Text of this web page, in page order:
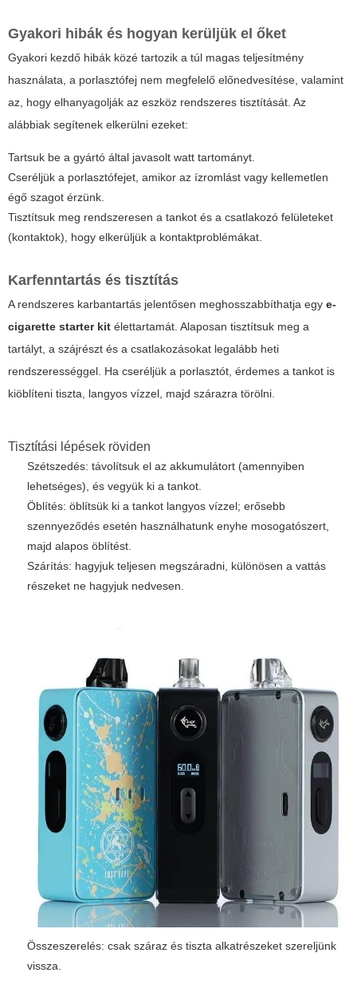
Gyakori hibák és hogyan kerüljük el őket
Gyakori kezdő hibák közé tartozik a túl magas teljesítmény
használata, a porlasztófej nem megfelelő előnedvesítése, valamint
az, hogy elhanyagolják az eszköz rendszeres tisztítását. Az
alábbiak segítenek elkerülni ezeket:
Tartsuk be a gyártó által javasolt watt tartományt.
Cseréljük a porlasztófejet, amikor az ízromlást vagy kellemetlen
égő szagot érzünk.
Tisztítsuk meg rendszeresen a tankot és a csatlakozó felületeket
(kontaktok), hogy elkerüljük a kontaktproblémákat.
Karfenntartás és tisztítás
A rendszeres karbantartás jelentősen meghosszabbíthatja egy e-
cigarette starter kit élettartamát. Alaposan tisztítsuk meg a
tartályt, a szájrészt és a csatlakozásokat legalább heti
rendszerességgel. Ha cseréljük a porlasztót, érdemes a tankot is
kiöblíteni tiszta, langyos vízzel, majd szárazra törölni.
Tisztítási lépések röviden
Szétszedés: távolítsuk el az akkumulátort (amennyiben
lehetséges), és vegyük ki a tankot.
Öblítés: öblítsük ki a tankot langyos vízzel; erősebb
szennyeződés esetén használhatunk enyhe mosogatószert,
majd alapos öblítést.
Szárítás: hagyjuk teljesen megszáradni, különösen a vattás
részeket ne hagyjuk nedvesen.
Összeszerelés: csak száraz és tiszta alkatrészeket szereljünk
vissza.